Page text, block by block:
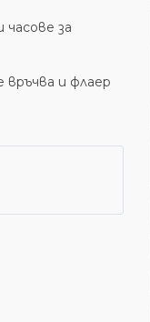
за
връчва и флаер